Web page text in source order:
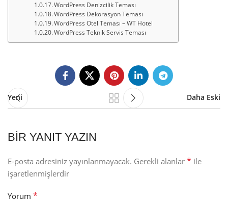
WordPress Denizcilik Teması
WordPress Dekorasyon Teması
WordPress Otel Teması – WT Hotel
WordPress Teknik Servis Teması
Yeni Daha Eski
BIR YANIT YAZIN
E-posta adresiniz yayınlanmayacak. Gerekli alanlar * ile
işaretlenmişlerdir
Yorum *